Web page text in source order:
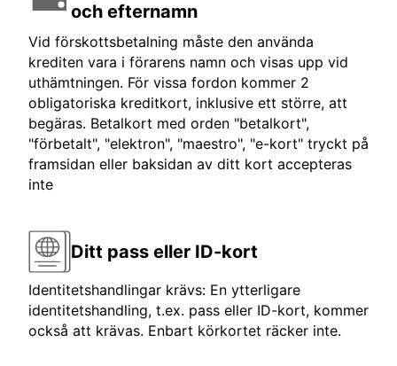
och efternamn
Vid förskottsbetalning måste den använda
krediten vara i förarens namn och visas upp vid
uthämtningen. För vissa fordon kommer 2
obligatoriska kreditkort, inklusive ett större, att
begäras. Betalkort med orden "betalkort",
"förbetalt", "elektron", "maestro", "e-kort" tryckt på
framsidan eller baksidan av ditt kort accepteras
inte
Ditt pass eller ID-kort
Identitetshandlingar krävs: En ytterligare
identitetshandling, t.ex. pass eller ID-kort, kommer
också att krävas. Enbart körkortet räcker inte.